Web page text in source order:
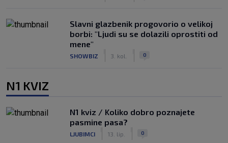
Slavni glazbenik progovorio o velikoj
borbi: "Ljudi su se dolazili oprostiti od
mene"
SHOWBIZ 3. kol. 0
N1 KVIZ
N1 kviz / Koliko dobro poznajete
pasmine pasa?
LJUBIMCI 13. lip. 0